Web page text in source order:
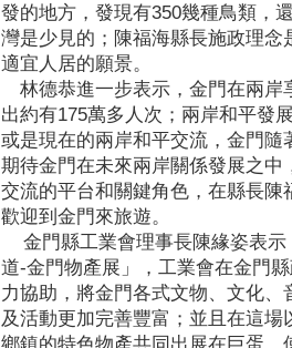
發的地方，發現有350幾種鳥類，
灣是少見的；陳福海縣長施政理
適宜人居的願景。
林德恭進一步表示，金門在兩岸
出約有175萬多人次；兩岸和平發
或是現在的兩岸和平交流，金門
期待金門在未來兩岸關係發展之
交流的平台和關鍵角色，在縣長
歡迎到金門來旅遊。
金門縣工業會理事長陳緣姿表示
道-金門物產展」，工業會在金門
力協助，將金門各式文物、文化
及活動更加完善豐富；並且在這
鄉鎮的特色物產共同出展在巨蛋